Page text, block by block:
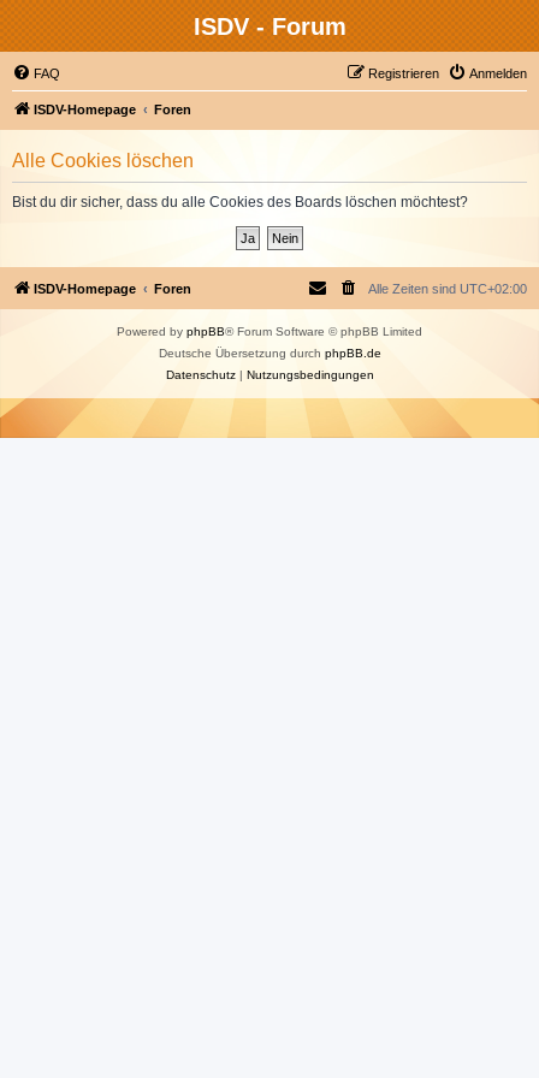
ISDV - Forum
FAQ Anmelden
Registrieren
ISDV-Homepage Foren
Alle Cookies löschen
Bist du dir sicher, dass du alle Cookies des Boards löschen möchtest?
ISDV-Homepage Foren Alle Zeiten sind UTC+02:00
Powered by phpBB® Forum Software © phpBB Limited
Deutsche Übersetzung durch phpBB.de
Datenschutz| Nutzungsbedingungen